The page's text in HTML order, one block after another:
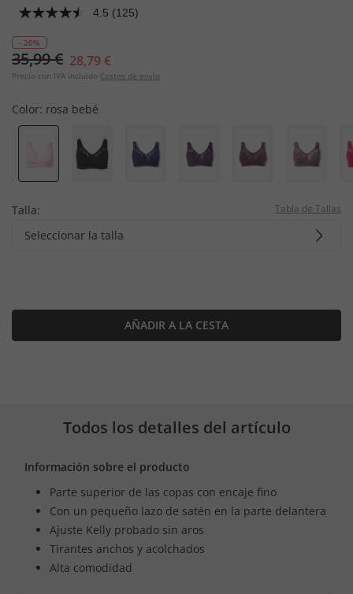
4.5 (125)
- 20%
35,99 € 28,79 €
Precio con IVA incluido Costes de envío
Color: rosa bebé
Talla: Tabla de Tallas
Seleccionar la talla
AÑADIR A LA CESTA
Todos los detalles del artículo
Información sobre el producto
Parte superior de las copas con encaje fino
Con un pequeño lazo de satén en la parte delantera
Ajuste Kelly probado sin aros
Tirantes anchos y acolchados
Alta comodidad